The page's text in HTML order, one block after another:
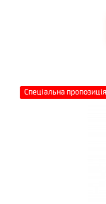
- Елементи
Спеціальна пропозиція